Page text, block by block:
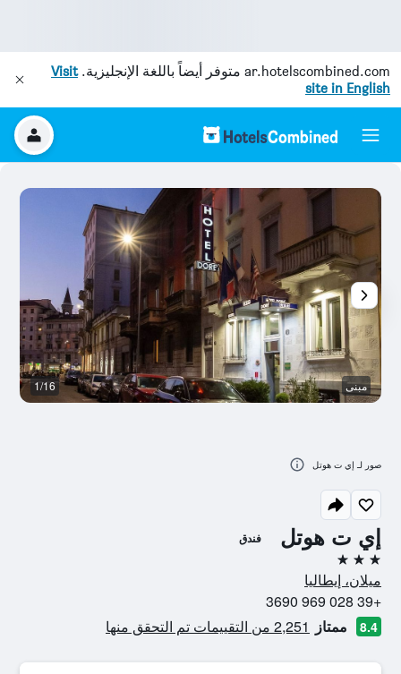
ar.hotelscombined.com متوفر أيضاً باللغة الإنجليزية.Visit
site in English
إي ت هوتل فندق
3 نجوم
ميلان، إيطاليا
+39 028 969 3690
8.4 ممتاز 2,251 من التقييمات تم التحقق منها
مبنى 1/16
صور لـ إي ت هوتل